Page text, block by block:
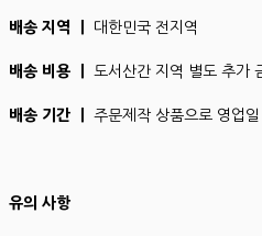
배송 지역 ㅣ 대한민국 전지역
배송 비용 ㅣ 도서산간 지역 별도 추가
배송 기간 ㅣ 주문제작 상품으로 영업
유의 사항